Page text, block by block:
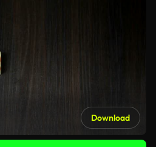
Download